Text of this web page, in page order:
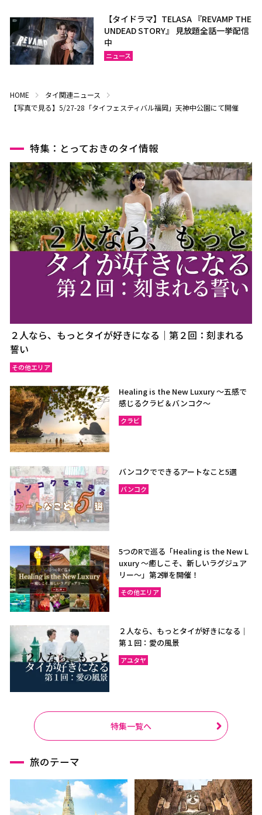
【タイドラマ】TELASA 『REVAMP THE
UNDEAD STORY』 見放題全話一挙配信
中
ニュース
HOME
タイ関連ニュース
【写真で見る】5/27-28「タイフェスティバル福岡」天神中公園にて開催
特集：とっておきのタイ情報
２人なら、もっとタイが好きになる｜第２回：刻まれる
誓い
その他エリア
Healing is the New Luxury ～五感で
感じるクラビ＆バンコク～
クラビ
バンコクでできるアートなこと5選
バンコク
5つのRで巡る「Healing is the New L
uxury ～癒しこそ、新しいラグジュア
リー〜」第2弾を開催！
その他エリア
２人なら、もっとタイが好きになる｜
第１回：愛の風景
アユタヤ
特集一覧へ
旅のテーマ